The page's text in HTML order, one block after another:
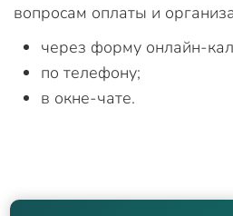
вопросам оплаты и
через форму онлайн-
по телефону;
в окне-чате.